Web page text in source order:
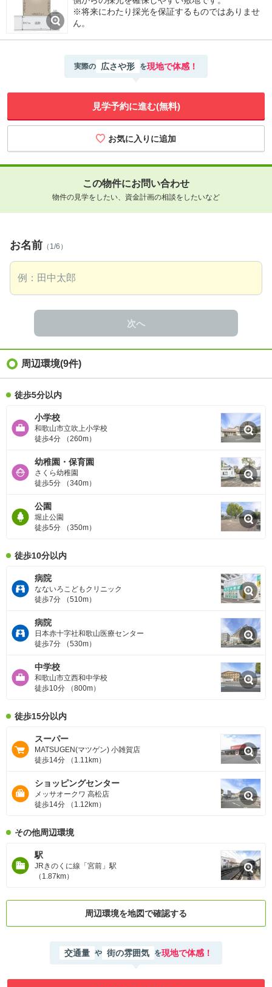
※将来にわたり採光を保証するものではありませ
ん。
実際の 広さや形 を現地で体感！
見学予約に進む(無料)
この物件にお問い合わせ
物件の見学をしたい、資金計画の相談をしたいなど
お名前 （1/6）
次へ
周辺環境(9件)
徒歩5分以内
小学校
和歌山市立吹上小学校
徒歩4分 （260m）
幼稚園・保育園
さくら幼稚園
徒歩5分 （340m）
公園
堀止公園
徒歩5分 （350m）
徒歩10分以内
病院
なないろこどもクリニック
徒歩7分 （510m）
病院
日本赤十字社和歌山医療センター
徒歩7分 （530m）
中学校
和歌山市立西和中学校
徒歩10分 （800m）
徒歩15分以内
スーパー
MATSUGEN(マツゲン) 小雑賀店
徒歩14分 （1.11km）
ショッピングセンター
メッサオークワ 高松店
徒歩14分 （1.12km）
その他周辺環境
駅
JRきのくに線「宮前」駅
（1.87km）
周辺環境を地図で確認する
交通量 や 街の雰囲気 を現地で体感！